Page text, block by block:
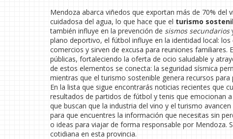
Mendoza abarca viñedos que exportan más de 70% del
cuidadosa del agua, lo que hace que el turismo
también influye en la prevención de sismos secundarios
plano deportivo, el fútbol influye en la identidad local:
comercios y sirven de excusa para reuniones
públicas, fortaleciendo la oferta de ocio saludable y
de estos elementos se conecta: la seguridad sísmica
mientras que el turismo sostenible genera recursos
En la lista que sigue encontrarás noticias recientes que
resultados de partidos de fútbol y tenis que emocionan
que buscan que la industria del vino y el turismo
para que encuentres la información que necesitas sin
o ideas para viajar de forma responsable por Mendoza.
cotidiana en esta provincia.